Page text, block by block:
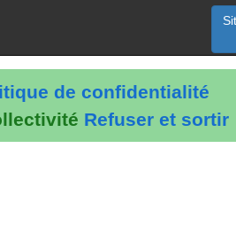
de confidentialité
Refuser et sortir